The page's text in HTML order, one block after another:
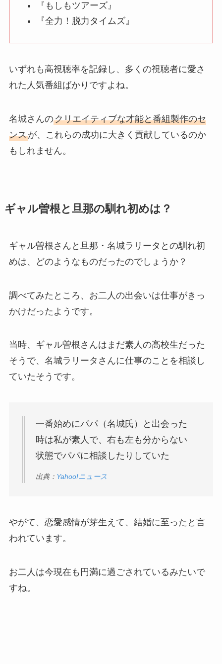
『もしもツアーズ』
『全力！脱力タイムズ』
いずれも高視聴率を記録し、多くの視聴者に愛さ
れた人気番組ばかりですよね。
名城さんのクリエイティブな才能と番組製作のセ
ンスが、これらの成功に大きく貢献しているのか
もしれません。
ギャル曽根と旦那の馴れ初めは？
ギャル曽根さんと旦那・名城ラリータとの馴れ初
めは、どのようなものだったのでしょうか？
調べてみたところ、お二人の出会いは仕事がきっ
かけだったようです。
当時、ギャル曽根さんはまだ素人の高校生だった
そうで、名城ラリータさんに仕事のことを相談し
ていたそうです。
一番始めにパパ（名城氏）と出会った
時は私が素人で、右も左も分からない
状態でパパに相談したりしていた
出典： Yahoo!ニュース
やがて、恋愛感情が芽生えて、結婚に至ったと言
われています。
お二人は今現在も円満に過ごされているみたいで
すね。